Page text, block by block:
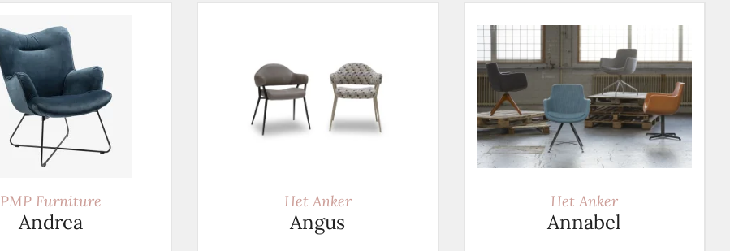
PMP Furniture
Andrea
Het Anker
Angus
Het Anker
Annabel